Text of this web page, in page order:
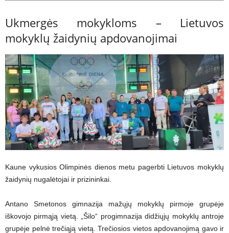
Ukmergės mokykloms – Lietuvos
mokyklų žaidynių apdovanojimai
Kaune vykusios Olimpinės dienos metu pagerbti Lietuvos mokyklų
žaidynių nugalėtojai ir prizininkai.
Antano Smetonos gimnazija mažųjų mokyklų pirmoje grupėje
iškovojo pirmąją vietą. „Šilo“ progimnazija didžiųjų mokyklų antroje
grupėje pelnė trečiąją vietą. Trečiosios vietos apdovanojimą gavo ir